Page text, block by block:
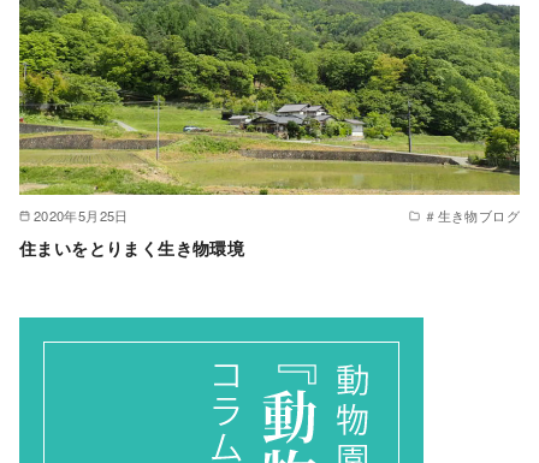
2020年5月25日 ＃生き物ブログ
住まいをとりまく生き物環境